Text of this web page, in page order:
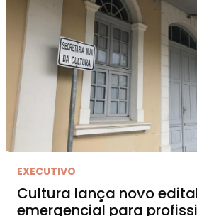
EXECUTIVO
Cultura lança novo
emergencial para